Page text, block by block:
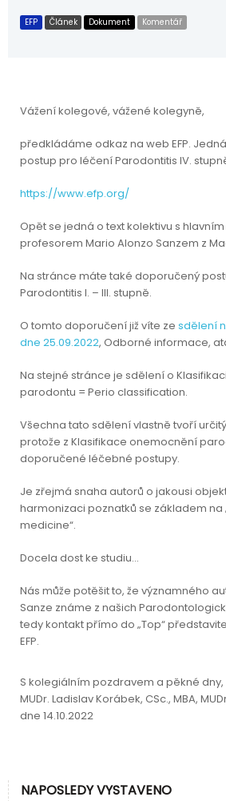
EFP Článek Dokument Komentář
Vážení kolegové, vážené kolegyně,
předkládáme odkaz na web EFP.
postup pro léčení Parodontitis IV.
https://www.efp.org/
Opět se jedná o text kolektivu s
profesorem Mario Alonzo Sanzem z
Na stránce máte také doporučený
Parodontitis I. – III. stupně.
O tomto doporučení již víte ze sdělení
dne 25.09.2022, Odborné informace,
Na stejné stránce je sdělení o
parodontu = Perio classification.
Všechna tato sdělení vlastně tvoří
protože z Klasifikace onemocnění
doporučené léčebné postupy.
Je zřejmá snaha autorů o jakousi
harmonizaci poznatků se základem
medicine“.
Docela dost ke studiu…
Nás může potěšit to, že významného
Sanze známe z našich
tedy kontakt přímo do „Top“
EFP.
S kolegiálním pozdravem a pěkné dny,
MUDr. Ladislav Korábek, CSc., MBA,
dne 14.10.2022
NAPOSLEDY VYSTAVENO